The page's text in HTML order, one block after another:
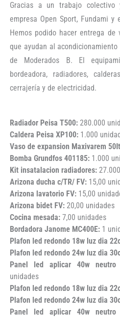
Gracias a un trabajo
empresa Open Sport, Fundami
Hemos podido hacer entrega
que ayudan al
de Moderados B. El
bordeadora, radiadores,
cerrajería y de electricidad.
Radiador Peisa T500: 280.000
Caldera Peisa XP100: 1.000
Vaso de expansion Maxivarem
Bomba Grundfos 401185: 1.000
Kit insatalacion radiadores:
Arizona ducha c/TR/ FV: 15,00
Arizona lavatorio FV: 15,00
Arizona bidet FV: 20,00 unidades
Cocina mesada: 7,00 unidades
Bordadora Janome MC400E: 1
Plafon led redondo 18w luz dia
Plafon led redondo 24w luz dia
Panel led aplicar 40w neutro
unidades
Plafon led redondo 18w luz dia
Plafon led redondo 24w luz dia
Panel led aplicar 40w neutro